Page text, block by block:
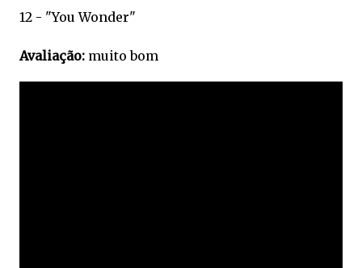
12 - "You Wonder"
Avaliação: muito bom